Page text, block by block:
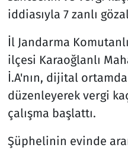
iddiasıyla 7 zanlı
İl Jandarma
ilçesi Karaoğlanlı
İ.A'nın, dijital
düzenleyerek vergi
çalışma başlattı.
Şüphelinin evinde
Spor
Teknoloji ve Bilim
Televizyon